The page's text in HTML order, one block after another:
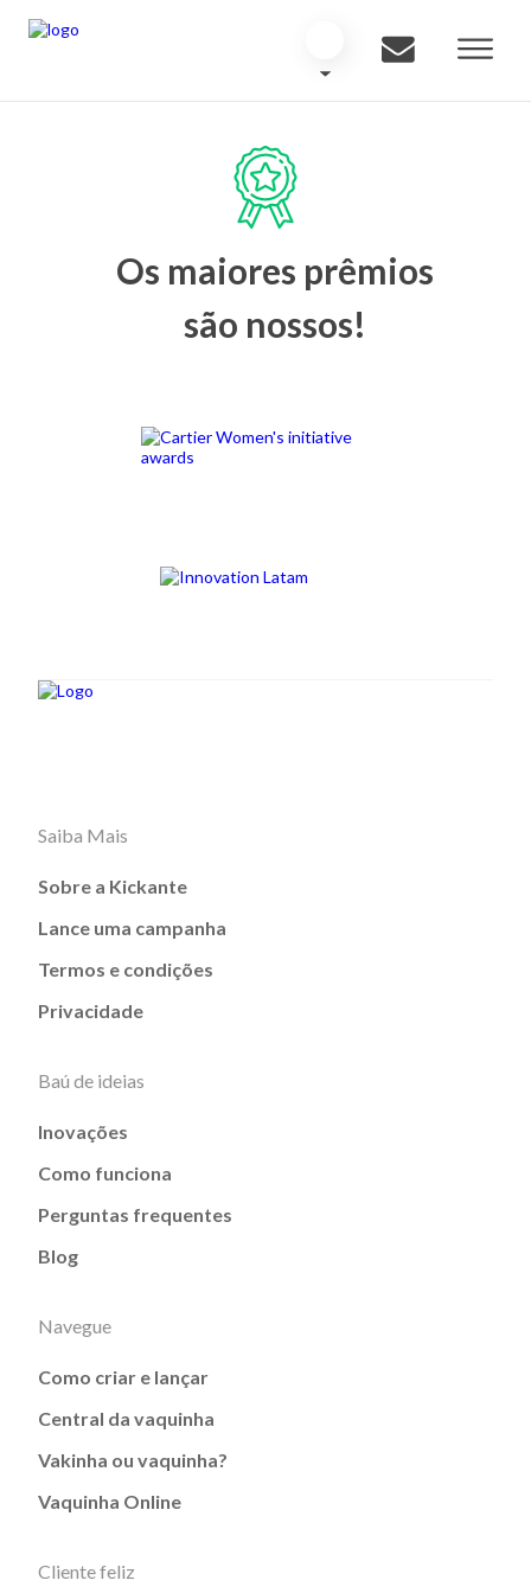
Os maiores prêmios
são nossos!
Saiba Mais
Sobre a Kickante
Lance uma campanha
Termos e condições
Privacidade
Baú de ideias
Inovações
Como funciona
Perguntas frequentes
Blog
Navegue
Como criar e lançar
Central da vaquinha
Vakinha ou vaquinha?
Vaquinha Online
Cliente feliz